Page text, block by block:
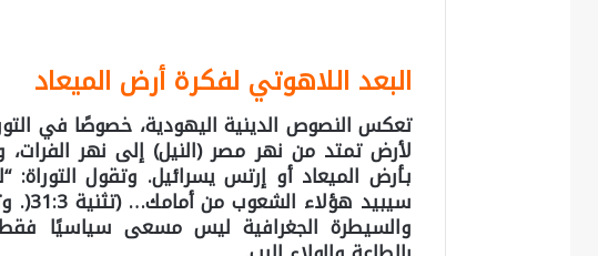
البعد اللاهوتي لفكرة أرض الميعاد
تعكس النصوص الدينية اليهودية، خصوصًا في
لأرض تمتد من نهر مصر (النيل) إلى نهر
بـأرض الميعاد أو إرتس يسرائيل. وتقول
والسيطرة الجغرافية ليس مسعى سياسيًا